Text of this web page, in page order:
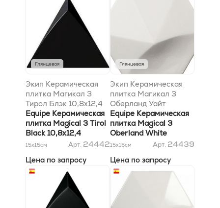
Глянцевая
Экип Керамическая
плитка Магикал 3
Тирол Блэк 10,8х12,4
Equipe Керамическая
плитка Magical 3 Tirol
Black 10,8х12,4
15x15см Арт. 24442
Цена по запросу
Глянцевая
Экип Керамическая
плитка Магикал 3
Оберланд Уайт
10,7х12,4
Equipe Керамическая
плитка Magical 3
Oberland White
10,7х12,4
15x15см Арт. 24439
Цена по запросу